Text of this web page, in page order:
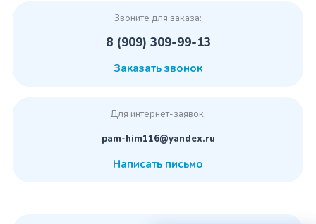
Звоните для заказа:
8 (909) 309-99-13
Заказать звонок
Для интернет-заявок:
pam-him116@yandex.ru
Написать письмо